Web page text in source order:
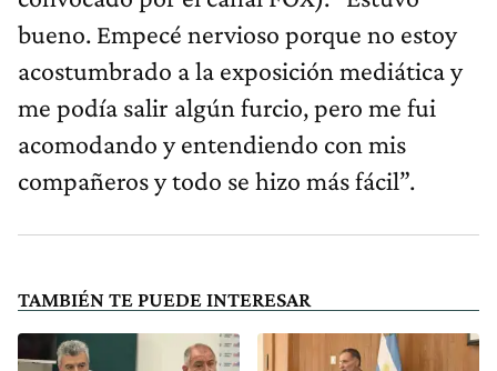
bueno. Empecé nervioso porque no estoy
acostumbrado a la exposición mediática y
me podía salir algún furcio, pero me fui
acomodando y entendiendo con mis
compañeros y todo se hizo más fácil”.
TAMBIÉN TE PUEDE INTERESAR